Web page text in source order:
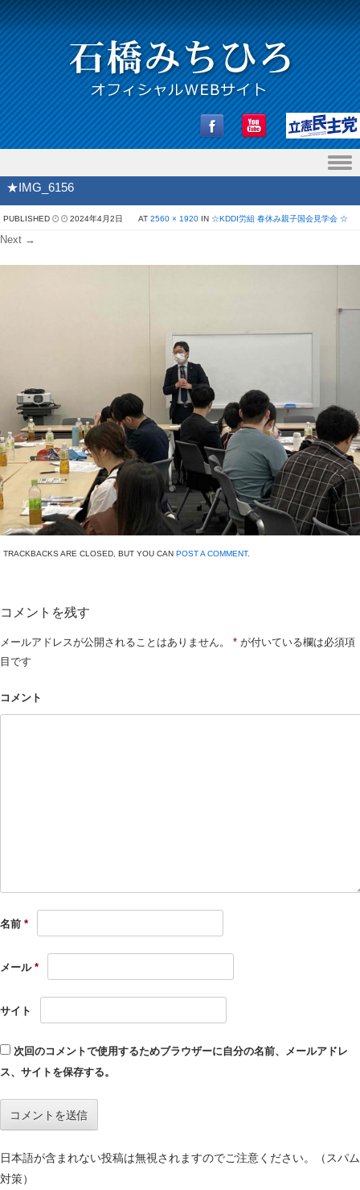
Skip to content
★IMG_6156
PUBLISHED 2024年4月2日 AT 2560 × 1920 IN ☆KDDI労組 春休み親子国会見学会 ☆
Next →
TRACKBACKS ARE CLOSED, BUT YOU CAN POST A COMMENT.
コメントを残す
メールアドレスが公開されることはありません。 * が付いている欄は必須項
目です
コメント
名前 *
メール *
サイト
次回のコメントで使用するためブラウザーに自分の名前、メールアドレ
ス、サイトを保存する。
日本語が含まれない投稿は無視されますのでご注意ください。（スパム
対策）